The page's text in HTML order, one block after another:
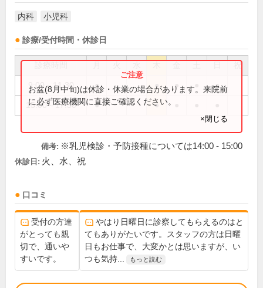
内科 小児科
診療/受付時間・休診日
祝
9:00～11:30 ● ● ● ●
15:00～17:30 ● ●
お盆(8月中旬)は休診・休業の場合があります。来院前
に必ず医療機関に直接ご確認ください。
×閉じる
備考: ※乳児検診・予防接種については14:00 - 15:00
休診日: 火、水、祝
口コミ
受付の方達
がとっても親
切で、通いや
すいです。
やはり日曜日に診察してもらえるのはと
てもありがたいです。スタッフの方は日曜
日もお仕事で、大変かとは思いますが、い
つも気持...
もっと読む